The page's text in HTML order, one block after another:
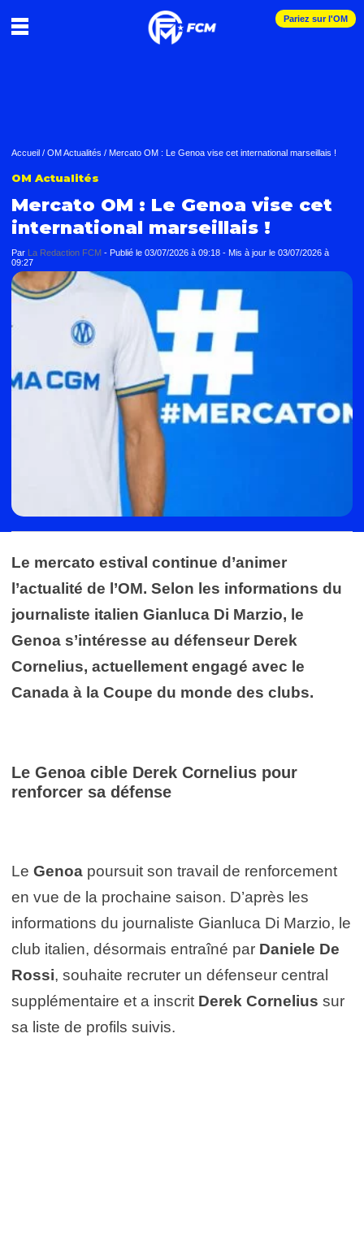
Pariez sur l'OM
Accueil / OM Actualités / Mercato OM : Le Genoa vise cet international marseillais !
OM Actualités
Mercato OM : Le Genoa vise cet
international marseillais !
Par La Redaction FCM - Publié le 03/07/2026 à 09:18 - Mis à jour le 03/07/2026 à
09:27
Le mercato estival continue d’animer
l’actualité de l’OM. Selon les informations du
journaliste italien Gianluca Di Marzio, le
Genoa s’intéresse au défenseur Derek
Cornelius, actuellement engagé avec le
Canada à la Coupe du monde des clubs.
Le Genoa cible Derek Cornelius pour
renforcer sa défense
Le Genoa poursuit son travail de renforcement
en vue de la prochaine saison. D’après les
informations du journaliste Gianluca Di Marzio, le
club italien, désormais entraîné par Daniele De
Rossi, souhaite recruter un défenseur central
supplémentaire et a inscrit Derek Cornelius sur
sa liste de profils suivis.